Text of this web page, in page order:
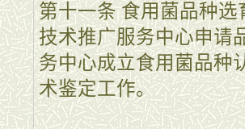
第十一条 食用菌品种
技术推广服务中心申请
务中心成立食用菌品种
术鉴定工作。